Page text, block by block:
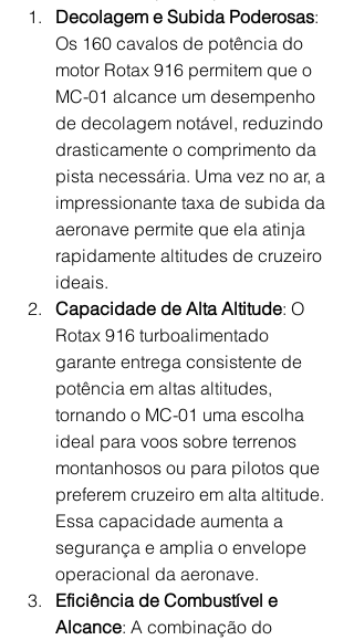
Decolagem e Subida Poderosas:
Os 160 cavalos de potência do
motor Rotax 916 permitem que o
MC-01 alcance um desempenho
de decolagem notável, reduzindo
drasticamente o comprimento da
pista necessária. Uma vez no ar, a
impressionante taxa de subida da
aeronave permite que ela atinja
rapidamente altitudes de cruzeiro
ideais.
Capacidade de Alta Altitude: O
Rotax 916 turboalimentado
garante entrega consistente de
potência em altas altitudes,
tornando o MC-01 uma escolha
ideal para voos sobre terrenos
montanhosos ou para pilotos que
preferem cruzeiro em alta altitude.
Essa capacidade aumenta a
segurança e amplia o envelope
operacional da aeronave.
Eficiência de Combustível e
Alcance: A combinação do